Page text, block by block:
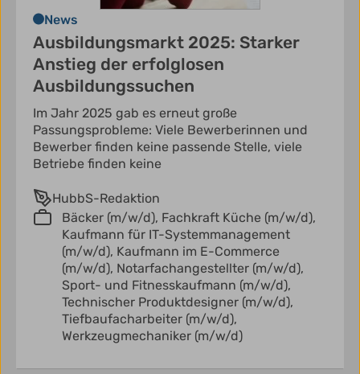
News
Ausbildungsmarkt 2025: Starker
Anstieg der erfolglosen
Ausbildungssuchen
Im Jahr 2025 gab es erneut große
Passungsprobleme: Viele Bewerberinnen und
Bewerber finden keine passende Stelle, viele
Betriebe finden keine
HubbS-Redaktion
Bäcker (m/w/d), Fachkraft Küche (m/w/d),
Kaufmann für IT-Systemmanagement
(m/w/d), Kaufmann im E-Commerce
(m/w/d), Notarfachangestellter (m/w/d),
Sport- und Fitnesskaufmann (m/w/d),
Technischer Produktdesigner (m/w/d),
Tiefbaufacharbeiter (m/w/d),
Werkzeugmechaniker (m/w/d)